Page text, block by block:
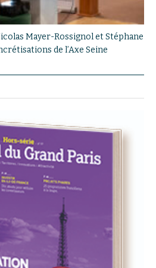
Mayer-Rossignol et Stéphane
de l’Axe Seine